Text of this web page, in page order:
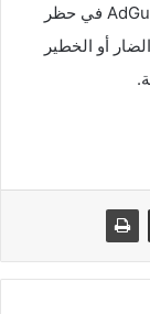
المتخصصة المذكورة في الأعلى، سيساعدك AdGuard في حظر
أو الخطير